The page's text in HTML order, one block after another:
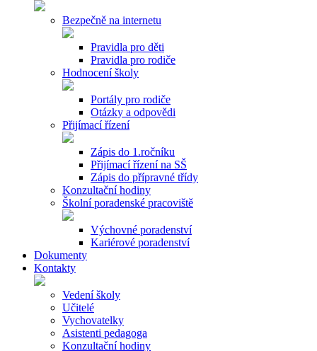
Bezpečně na internetu
Pravidla pro děti
Pravidla pro rodiče
Hodnocení školy
Portály pro rodiče
Otázky a odpovědi
Přijímací řízení
Zápis do 1.ročníku
Přijímací řízení na SŠ
Zápis do přípravné třídy
Konzultační hodiny
Školní poradenské pracoviště
Výchovné poradenství
Kariérové poradenství
Dokumenty
Kontakty
Vedení školy
Učitelé
Vychovatelky
Asistenti pedagoga
Konzultační hodiny